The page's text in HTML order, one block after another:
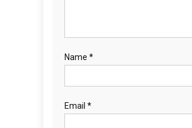
Name *
Email *